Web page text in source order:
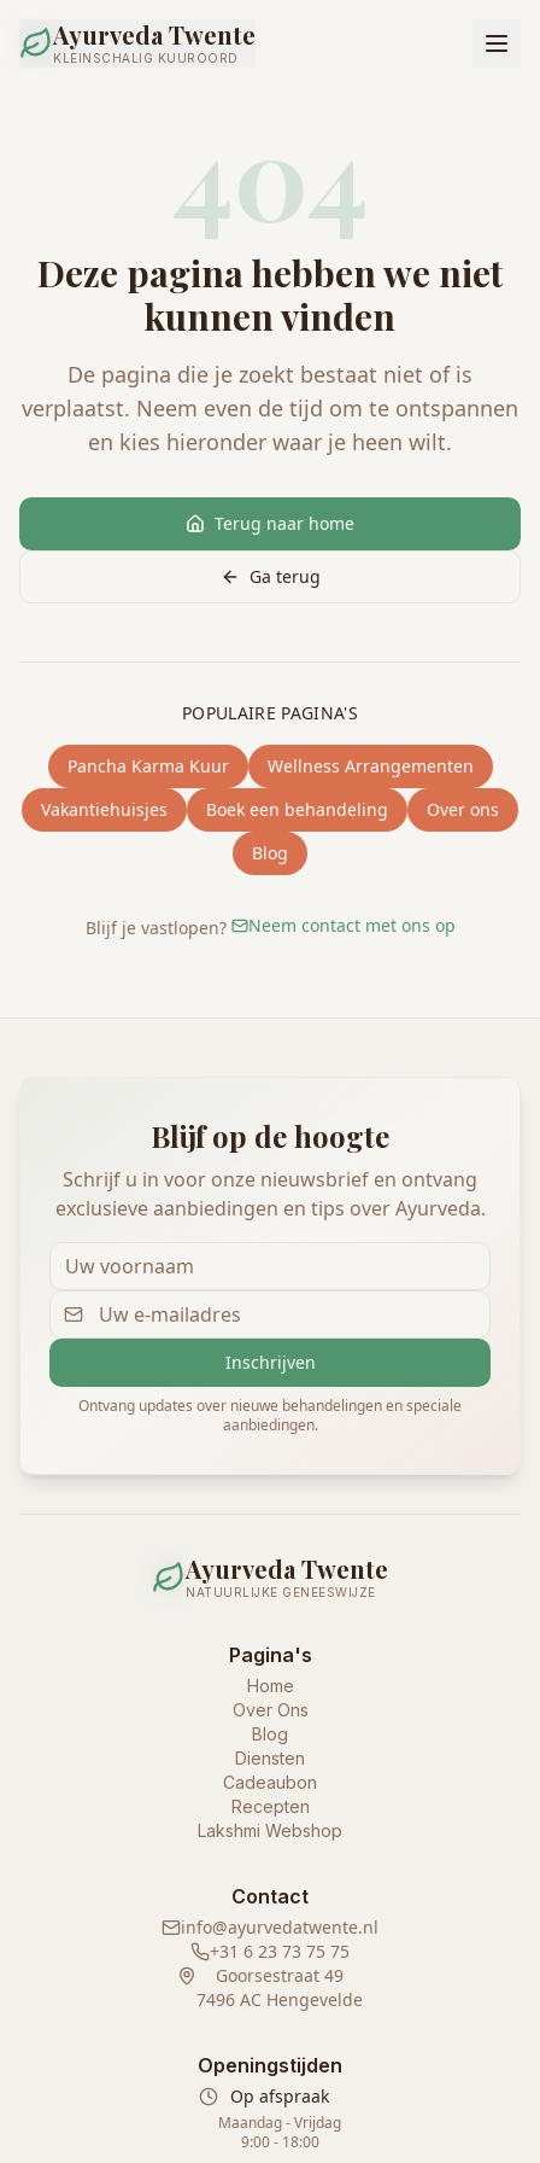
Ayurveda Twente
KLEINSCHALIG KUUROORD
404
Deze pagina hebben we niet
kunnen vinden
De pagina die je zoekt bestaat niet of is
verplaatst. Neem even de tijd om te ontspannen
en kies hieronder waar je heen wilt.
Terug naar home
Ga terug
POPULAIRE PAGINA'S
Pancha Karma Kuur
Wellness Arrangementen
Vakantiehuisjes
Boek een behandeling
Over ons
Blog
Blijf je vastlopen? Neem contact met ons op
Blijf op de hoogte
Schrijf u in voor onze nieuwsbrief en ontvang
exclusieve aanbiedingen en tips over Ayurveda.
Inschrijven
Ontvang updates over nieuwe behandelingen en speciale
aanbiedingen.
Ayurveda Twente
NATUURLIJKE GENEESWIJZE
Pagina's
Home
Over Ons
Blog
Diensten
Cadeaubon
Recepten
Lakshmi Webshop
Contact
info@ayurvedatwente.nl
+31 6 23 73 75 75
Goorsestraat 49
7496 AC Hengevelde
Openingstijden
Op afspraak
Maandag - Vrijdag
9:00 - 18:00